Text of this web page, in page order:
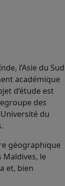
l’Asie du Sud
académique
d’étude est
des
du
géographique
le
et, bien